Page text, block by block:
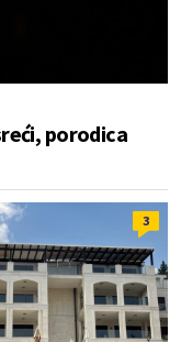
porodica
3